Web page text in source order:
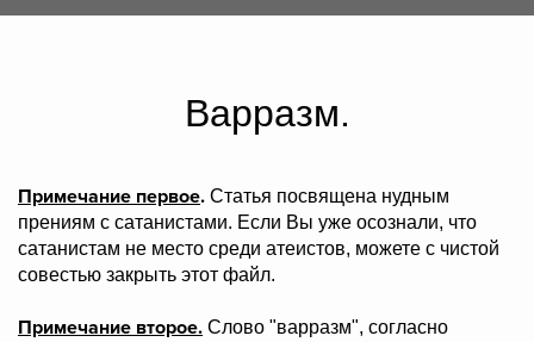
Варразм.
Примечание первое. Статья посвящена нудным
прениям с сатанистами. Если Вы уже осознали, что
сатанистам не место среди атеистов, можете с чистой
совестью закрыть этот файл.
Примечание второе. Слово "варразм", согласно